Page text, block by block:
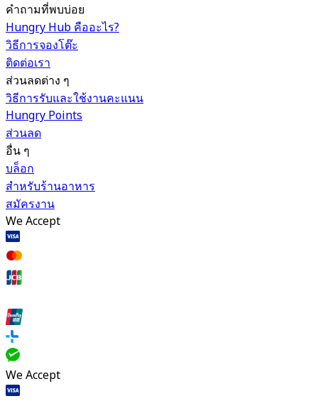
คำถามที่พบบ่อย
Hungry Hub คืออะไร?
วิธีการจองโต๊ะ
ติดต่อเรา
ส่วนลดต่าง ๆ
วิธีการรับและใช้งานคะแนน
Hungry Points
ส่วนลด
อื่น ๆ
บล็อก
สำหรับร้านอาหาร
สมัครงาน
We Accept
We Accept